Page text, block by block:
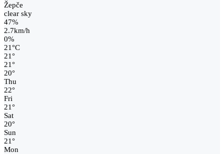
Žepče
clear sky
47%
2.7km/h
0%
21°C
21°
21°
20°
Thu
22°
Fri
21°
Sat
20°
Sun
21°
Mon